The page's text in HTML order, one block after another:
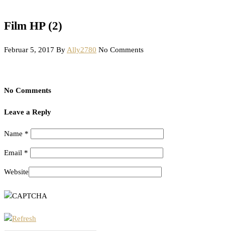
Film HP (2)
Februar 5, 2017 By Ally2780 No Comments
No Comments
Leave a Reply
Name *
Email *
Website